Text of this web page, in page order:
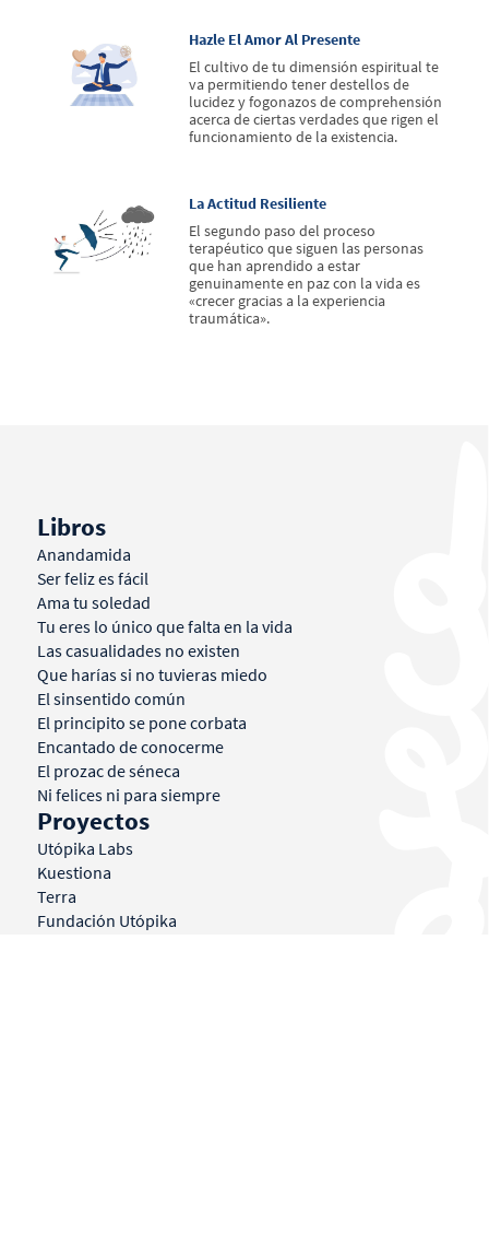
Hazle El Amor Al Presente
El cultivo de tu dimensión espiritual te
va permitiendo tener destellos de
lucidez y fogonazos de comprehensión
acerca de ciertas verdades que rigen el
funcionamiento de la existencia.
La Actitud Resiliente
El segundo paso del proceso
terapéutico que siguen las personas
que han aprendido a estar
genuinamente en paz con la vida es
«crecer gracias a la experiencia
traumática».
Libros
Anandamida
Ser feliz es fácil
Ama tu soledad
Tu eres lo único que falta en la vida
Las casualidades no existen
Que harías si no tuvieras miedo
El sinsentido común
El principito se pone corbata
Encantado de conocerme
El prozac de séneca
Ni felices ni para siempre
Proyectos
Utópika Labs
Kuestiona
Terra
Fundación Utópika